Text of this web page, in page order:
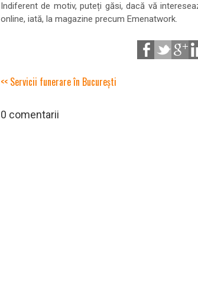
Indiferent de motiv, puteți găsi, dacă vă
online, iată, la magazine precum Emenatwork.
<< Servicii funerare în București
0 comentarii